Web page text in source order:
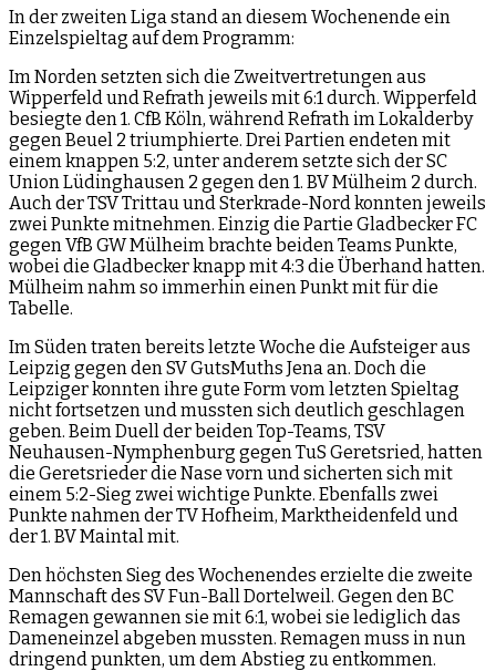
In der zweiten Liga stand an diesem Wochenende ein
Einzelspieltag auf dem Programm:
Im Norden setzten sich die Zweitvertretungen aus
Wipperfeld und Refrath jeweils mit 6:1 durch. Wipperfeld
besiegte den 1. CfB Köln, während Refrath im Lokalderby
gegen Beuel 2 triumphierte. Drei Partien endeten mit
einem knappen 5:2, unter anderem setzte sich der SC
Union Lüdinghausen 2 gegen den 1. BV Mülheim 2 durch.
Auch der TSV Trittau und Sterkrade-Nord konnten jeweils
zwei Punkte mitnehmen. Einzig die Partie Gladbecker FC
gegen VfB GW Mülheim brachte beiden Teams Punkte,
wobei die Gladbecker knapp mit 4:3 die Überhand hatten.
Mülheim nahm so immerhin einen Punkt mit für die
Tabelle.
Im Süden traten bereits letzte Woche die Aufsteiger aus
Leipzig gegen den SV GutsMuths Jena an. Doch die
Leipziger konnten ihre gute Form vom letzten Spieltag
nicht fortsetzen und mussten sich deutlich geschlagen
geben. Beim Duell der beiden Top-Teams, TSV
Neuhausen-Nymphenburg gegen TuS Geretsried, hatten
die Geretsrieder die Nase vorn und sicherten sich mit
einem 5:2-Sieg zwei wichtige Punkte. Ebenfalls zwei
Punkte nahmen der TV Hofheim, Marktheidenfeld und
der 1. BV Maintal mit.
Den höchsten Sieg des Wochenendes erzielte die zweite
Mannschaft des SV Fun-Ball Dortelweil. Gegen den BC
Remagen gewannen sie mit 6:1, wobei sie lediglich das
Dameneinzel abgeben mussten. Remagen muss in nun
dringend punkten, um dem Abstieg zu entkommen.